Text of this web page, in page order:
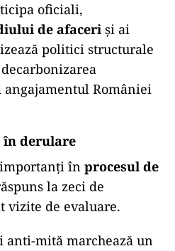
oficiali,
de afaceri și ai
politici structurale
României
în derulare
în procesul de
la zeci de
vizite de evaluare.
anti-mită marchează un